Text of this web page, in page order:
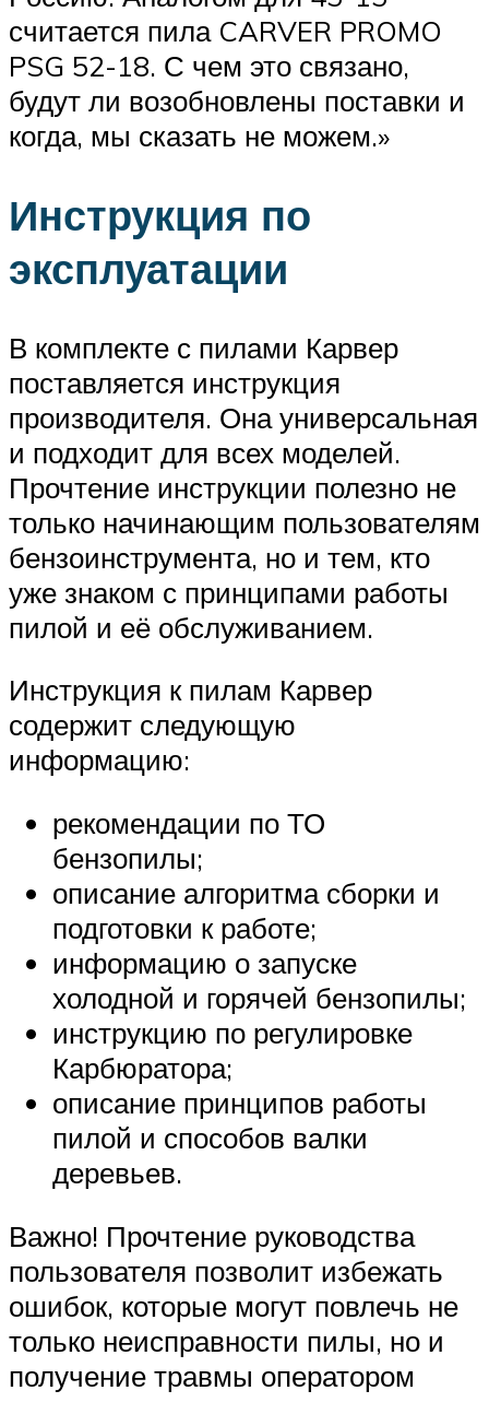
считается пила CARVER PROMO
PSG 52-18. С чем это связано,
будут ли возобновлены поставки и
когда, мы сказать не можем.»
Инструкция по
эксплуатации
В комплекте с пилами Карвер
поставляется инструкция
производителя. Она универсальная
и подходит для всех моделей.
Прочтение инструкции полезно не
только начинающим пользователям
бензоинструмента, но и тем, кто
уже знаком с принципами работы
пилой и её обслуживанием.
Инструкция к пилам Карвер
содержит следующую
информацию:
рекомендации по ТО
бензопилы;
описание алгоритма сборки и
подготовки к работе;
информацию о запуске
холодной и горячей бензопилы;
инструкцию по регулировке
Карбюратора;
описание принципов работы
пилой и способов валки
деревьев.
Важно! Прочтение руководства
пользователя позволит избежать
ошибок, которые могут повлечь не
только неисправности пилы, но и
получение травмы оператором